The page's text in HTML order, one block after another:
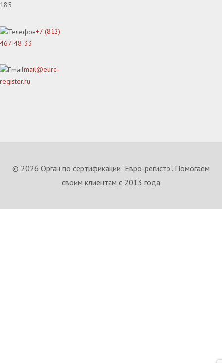
185
+7 (812)
467-48-33
mail@euro-
register.ru
© 2026 Орган по сертификации "Евро-регистр". Помогаем
своим клиентам с 2013 года